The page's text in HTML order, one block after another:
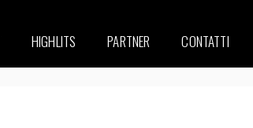
HIGHLITS PARTNER CONTATTI